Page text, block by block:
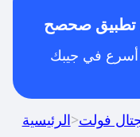
تطبيق صحصح
أسرع في جيبك
الرئيسية>فولت